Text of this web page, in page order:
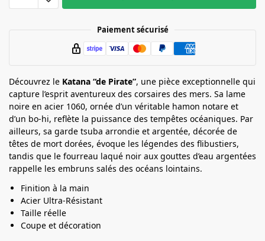
K
a
t
a
n
a
Paiement sécurisé
Découvrez le Katana “de Pirate”, une pièce exceptionnelle qui
capture l’esprit aventureux des corsaires des mers. Sa lame
noire en acier 1060, ornée d’un véritable hamon notare et
d’un bo-hi, reflète la puissance des tempêtes océaniques. Par
ailleurs, sa garde tsuba arrondie et argentée, décorée de
têtes de mort dorées, évoque les légendes des flibustiers,
tandis que le fourreau laqué noir aux gouttes d’eau argentées
rappelle les embruns salés des océans lointains.
Finition à la main
Acier Ultra-Résistant
Taille réelle
Coupe et décoration